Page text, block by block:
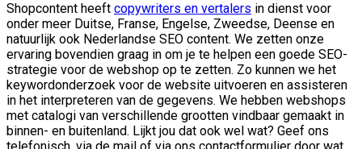
Shopcontent heeft copywriters en vertalers in dienst voor
onder meer Duitse, Franse, Engelse, Zweedse, Deense en
natuurlijk ook Nederlandse SEO content. We zetten onze
ervaring bovendien graag in om je te helpen een goede SEO-
strategie voor de webshop op te zetten. Zo kunnen we het
keywordonderzoek voor de website uitvoeren en assisteren
in het interpreteren van de gegevens. We hebben webshops
met catalogi van verschillende grootten vindbaar gemaakt in
binnen- en buitenland. Lijkt jou dat ook wel wat? Geef ons